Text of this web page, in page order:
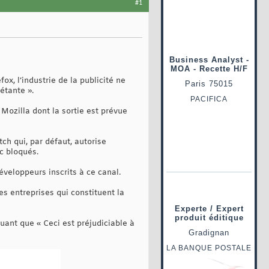
#1
l’industrie de la publicité ne
».
dont la sortie est prévue
qui, par défaut, autorise
bloqués.
inscrits à ce canal.
entreprises qui constituent la
que « Ceci est préjudiciable à